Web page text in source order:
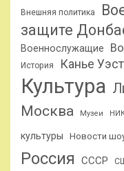
Внешняя политика
защите
Военнослужащие
История Канье Уэст
Культура
Москва Музеи
культуры Новости
Россия СССР